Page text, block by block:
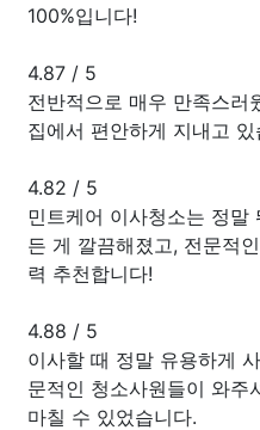
100%입니다!
4.87 / 5
전반적으로 매우 만족스러
집에서 편안하게 지내고
4.82 / 5
민트케어 이사청소는 정말
든 게 깔끔해졌고, 전문적
력 추천합니다!
4.88 / 5
이사할 때 정말 유용하게
문적인 청소사원들이 와주
마칠 수 있었습니다.